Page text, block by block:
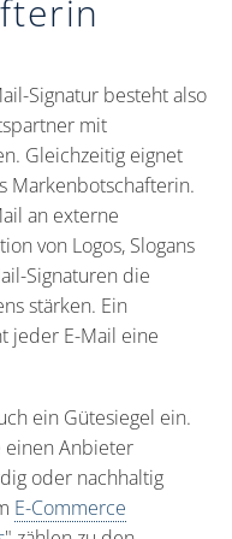
Signatur besteht also
mit
Gleichzeitig eignet
Markenbotschafterin.
an externe
von Logos, Slogans
Signaturen die
stärken. Ein
jeder E-Mail eine
ein Gütesiegel ein.
einen Anbieter
oder nachhaltig
E-Commerce